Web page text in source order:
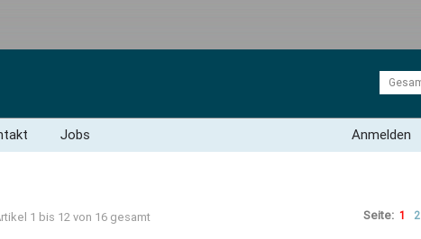
Jobs Anmelden
1 bis 12 von 16 gesamt Seite: 1 2